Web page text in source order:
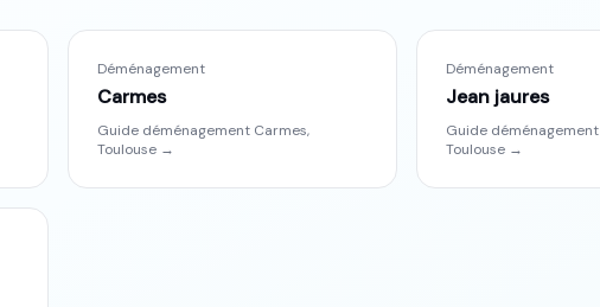
Déménagement
Carmes
Guide déménagement Carmes,
Toulouse →
Déménagement
Jean jaures
Guide déménagement
Toulouse→